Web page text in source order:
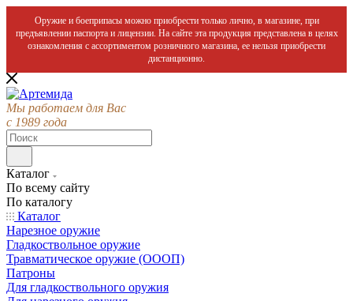
Оружие и боеприпасы можно приобрести только лично, в магазине, при
предъявлении паспорта и лицензии. На сайте эта продукция представлена в целях
ознакомления с ассортиментом розничного магазина, ее нельзя приобрести
дистанционно.
Мы работаем для Вас
с 1989 года
Каталог
По всему сайту
По каталогу
Каталог
Нарезное оружие
Гладкоствольное оружие
Травматическое оружие (ОООП)
Патроны
Для гладкоствольного оружия